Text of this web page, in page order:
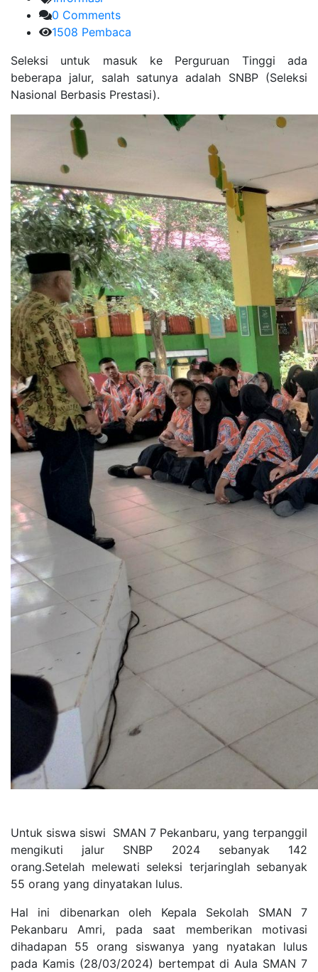
0 Comments
1508 Pembaca
Seleksi untuk masuk ke Perguruan Tinggi ada
beberapa jalur, salah satunya adalah SNBP (Seleksi
Nasional Berbasis Prestasi).
Untuk siswa siswi SMAN 7 Pekanbaru, yang terpanggil
mengikuti jalur SNBP 2024 sebanyak 142
orang.Setelah melewati seleksi terjaringlah sebanyak
55 orang yang dinyatakan lulus.
Hal ini dibenarkan oleh Kepala Sekolah SMAN 7
Pekanbaru Amri, pada saat memberikan motivasi
dihadapan 55 orang siswanya yang nyatakan lulus
pada Kamis (28/03/2024) bertempat di Aula SMAN 7